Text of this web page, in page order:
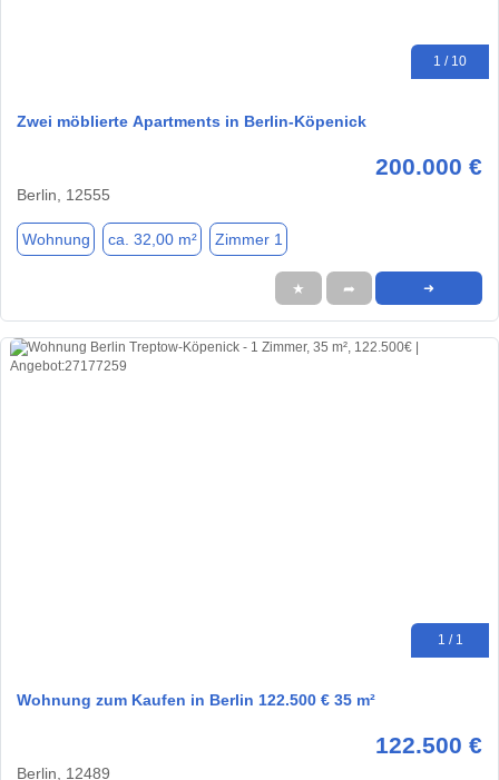
1 / 10
Zwei möblierte Apartments in Berlin-Köpenick
200.000 €
Berlin, 12555
Wohnung ca. 32,00 m² Zimmer 1
★ ➦ ➜
1 / 1
Wohnung zum Kaufen in Berlin 122.500 € 35 m²
122.500 €
Berlin, 12489